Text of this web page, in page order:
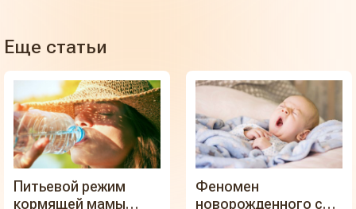
Еще статьи
Питьевой режим
кормящей мамы
Феномен
новорожденного сна: